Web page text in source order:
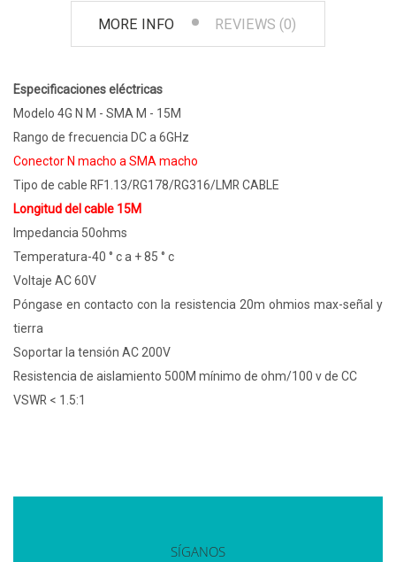
MORE INFO REVIEWS (0)
Especificaciones eléctricas
Modelo 4G N M - SMA M - 15M
Rango de frecuencia DC a 6GHz
Conector N macho a SMA macho
Tipo de cable RF1.13/RG178/RG316/LMR CABLE
Longitud del cable 15M
Impedancia 50ohms
Temperatura-40 ° c a + 85 ° c
Voltaje AC 60V
Póngase en contacto con la resistencia 20m ohmios max-señal y
tierra
Soportar la tensión AC 200V
Resistencia de aislamiento 500M mínimo de ohm/100 v de CC
VSWR < 1.5:1
SÍGANOS